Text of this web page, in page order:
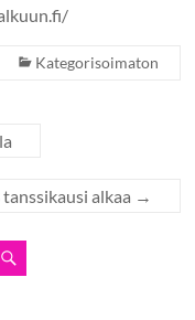
Kategorisoimaton
alkaa →